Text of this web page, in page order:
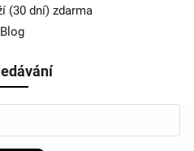
(30 dní) zdarma
Blog